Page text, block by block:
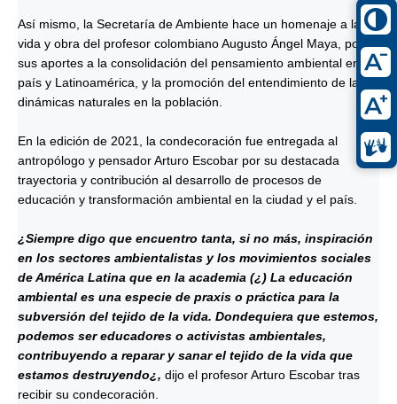
Así mismo, la Secretaría de Ambiente hace un homenaje a la
vida y obra del profesor colombiano Augusto Ángel Maya, por
sus aportes a la consolidación del pensamiento ambiental en el
país y Latinoamérica, y la promoción del entendimiento de las
dinámicas naturales en la población.
En la edición de 2021, la condecoración fue entregada al
antropólogo y pensador Arturo Escobar por su destacada
trayectoria y contribución al desarrollo de procesos de
educación y transformación ambiental en la ciudad y el país.
¿Siempre digo que encuentro tanta, si no más, inspiración
en los sectores ambientalistas y los movimientos sociales
de América Latina que en la academia (¿) La educación
ambiental es una especie de praxis o práctica para la
subversión del tejido de la vida. Dondequiera que estemos,
podemos ser educadores o activistas ambientales,
contribuyendo a reparar y sanar el tejido de la vida que
estamos destruyendo¿, dijo el profesor Arturo Escobar tras
recibir su condecoración.